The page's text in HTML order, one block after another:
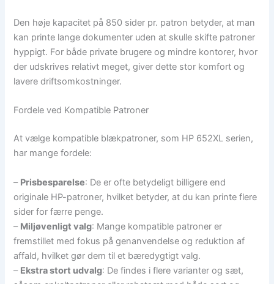
Den høje kapacitet på 850 sider pr. patron betyder, at man
kan printe lange dokumenter uden at skulle skifte patroner
hyppigt. For både private brugere og mindre kontorer, hvor
der udskrives relativt meget, giver dette stor komfort og
lavere driftsomkostninger.
Fordele ved Kompatible Patroner
At vælge kompatible blækpatroner, som HP 652XL serien,
har mange fordele:
– Prisbesparelse: De er ofte betydeligt billigere end
originale HP-patroner, hvilket betyder, at du kan printe flere
sider for færre penge.
– Miljøvenligt valg: Mange kompatible patroner er
fremstillet med fokus på genanvendelse og reduktion af
affald, hvilket gør dem til et bæredygtigt valg.
– Ekstra stort udvalg: De findes i flere varianter og sæt,